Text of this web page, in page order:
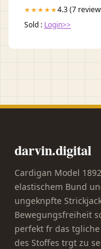
★★★★★4.3 (7
Sold : Login>>
darvin.digital
Cardigan Model
elastischem Bund
ungeknpfte
Bewegungsfreiheit
perfekt fr das
des Stoffes trgt zu